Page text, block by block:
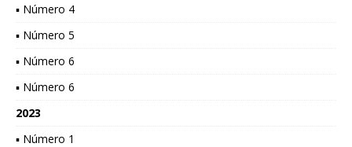
▪ Número 4
▪ Número 5
▪ Número 6
▪ Número 6
2023
▪ Número 1